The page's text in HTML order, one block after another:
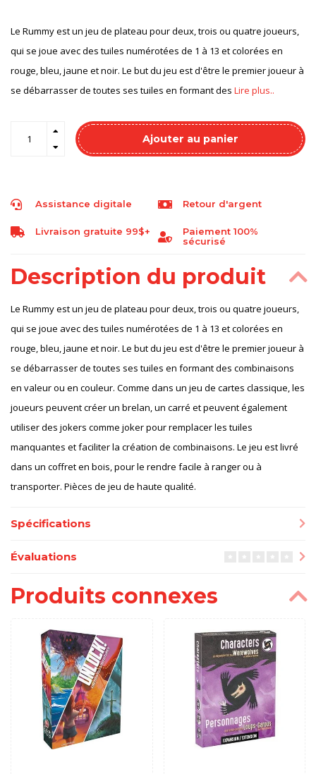
Le Rummy est un jeu de plateau pour deux, trois ou quatre joueurs,
qui se joue avec des tuiles numérotées de 1 à 13 et colorées en
rouge, bleu, jaune et noir. Le but du jeu est d'être le premier joueur à
se débarrasser de toutes ses tuiles en formant des Lire plus..
Ajouter au panier
Assistance digitale Retour d'argent
Livraison gratuite 99$+
Paiement 100%
sécurisé
Description du produit
Le Rummy est un jeu de plateau pour deux, trois ou quatre joueurs,
qui se joue avec des tuiles numérotées de 1 à 13 et colorées en
rouge, bleu, jaune et noir. Le but du jeu est d'être le premier joueur à
se débarrasser de toutes ses tuiles en formant des combinaisons
en valeur ou en couleur. Comme dans un jeu de cartes classique, les
joueurs peuvent créer un brelan, un carré et peuvent également
utiliser des jokers comme joker pour remplacer les tuiles
manquantes et faciliter la création de combinaisons. Le jeu est livré
dans un coffret en bois, pour le rendre facile à ranger ou à
transporter. Pièces de jeu de haute qualité.
Spécifications
Évaluations
Produits connexes